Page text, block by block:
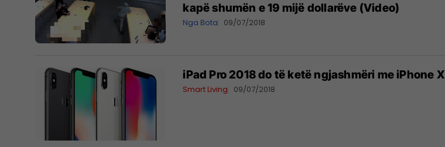
kapë shumën e 19 mijë dollarëve (Video)
Nga Bota 09/07/2018
iPad Pro 2018 do të ketë ngjashmëri me iPhone X
Smart Living 09/07/2018